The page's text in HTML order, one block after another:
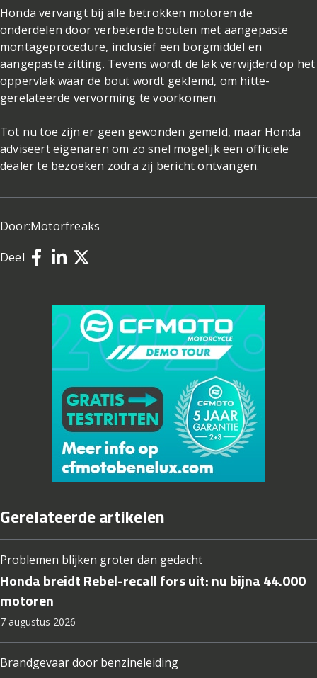
Honda vervangt bij alle betrokken motoren de
onderdelen door verbeterde bouten met aangepaste
montageprocedure, inclusief een borgmiddel en
aangepaste zitting. Tevens wordt de lak verwijderd op het
oppervlak waar de bout wordt geklemd, om hitte-
gerelateerde vervorming te voorkomen.
Tot nu toe zijn er geen gewonden gemeld, maar Honda
adviseert eigenaren om zo snel mogelijk een officiële
dealer te bezoeken zodra zij bericht ontvangen.
Door:Motorfreaks
Deel
Gerelateerde artikelen
Problemen blijken groter dan gedacht
Honda breidt Rebel-recall fors uit: nu bijna 44.000
motoren
7 augustus 2026
Brandgevaar door benzineleiding